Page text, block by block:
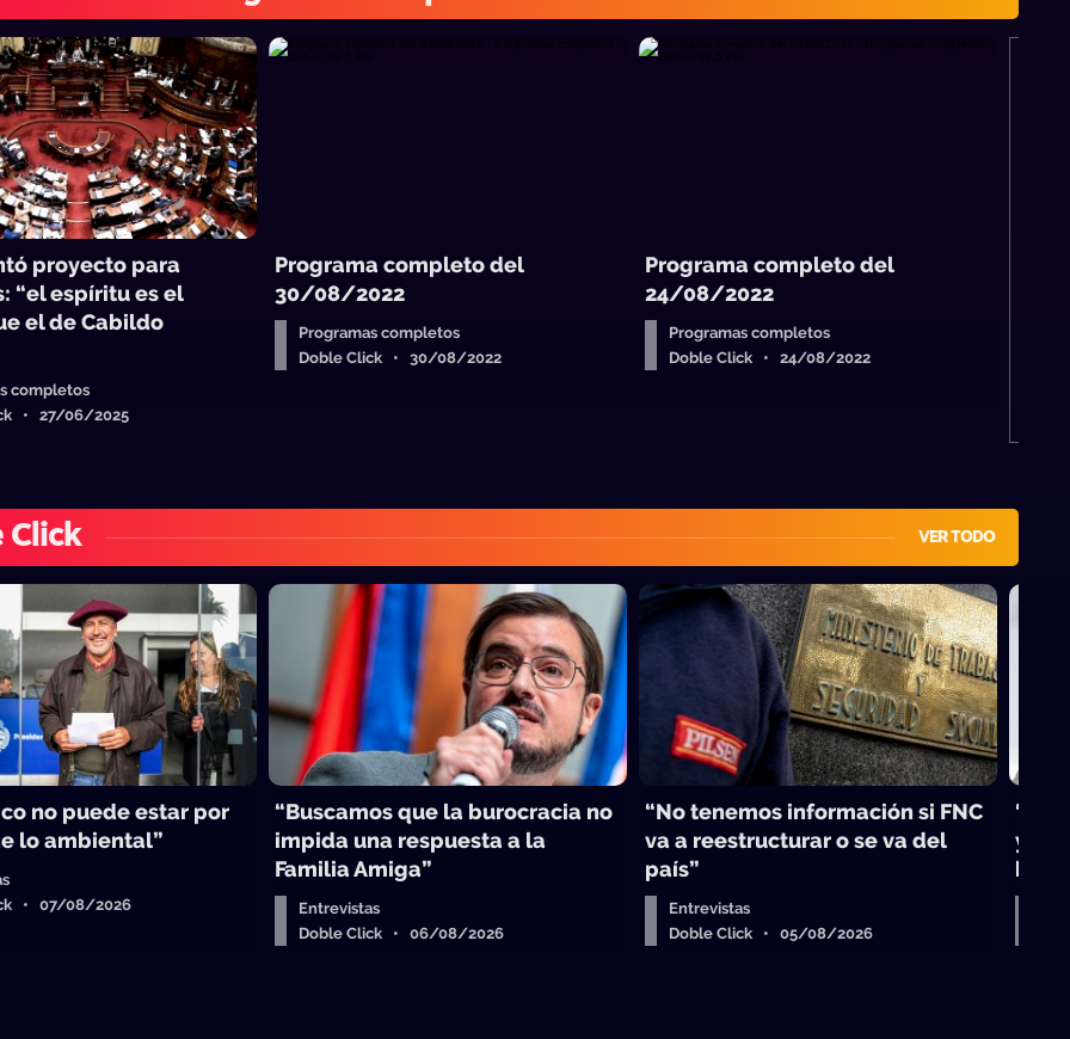
proyecto para
“el espíritu es el
el de Cabildo
completos
• 27/06/2025
Programa completo del
30/08/2022
Programas completos
Doble Click • 30/08/2022
Programa completo del
24/08/2022
Programas completos
Doble Click • 24/08/2022
Click VER TODO
no puede estar por
lo ambiental”
• 07/08/2026
“Buscamos que la burocracia no
impida una respuesta a la
Familia Amiga”
Entrevistas
Doble Click • 06/08/2026
“No tenemos información si FNC
va a reestructurar o se va del
país”
Entrevistas
Doble Click • 05/08/2026
“El
y en